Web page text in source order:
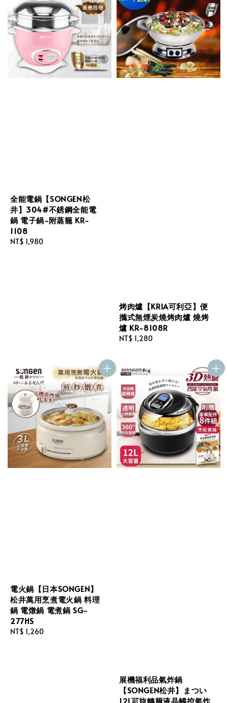
全能電鍋【SONGEN松
井】304#不銹鋼全能電
鍋 電子鍋-附蒸籠 KR-
1108
Regular
NT$ 1,980
烤肉爐【KRIA可利亞】便
攜式無煙炭燒烤肉爐 燒烤
爐 KR-8108R
Regular
NT$ 1,280
電火鍋【日本SONGEN】
松井萬用烹煮電火鍋 料理
鍋 電燉鍋 電煮鍋 SG-
277HS
Regular
NT$ 1,260
展機福利品氣炸鍋
【SONGEN松井】まつい
12L可旋轉籠液晶觸控氣炸